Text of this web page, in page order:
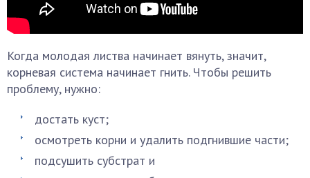
Когда молодая листва начинает вянуть, значит,
корневая система начинает гнить. Чтобы решить
проблему, нужно:
достать куст;
осмотреть корни и удалить подгнившие части;
подсушить субстрат и